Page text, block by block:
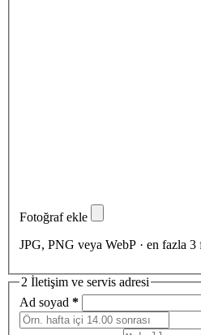
Fotoğraf ekle
JPG, PNG veya WebP · en fazla
2 İletişim ve servis adresi
Ad soyad *